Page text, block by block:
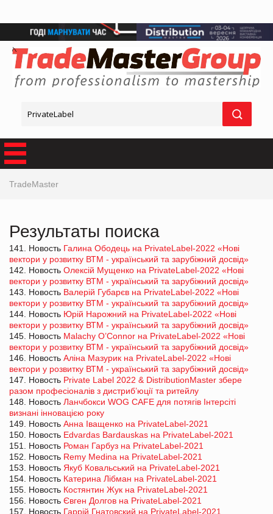
TradeMaster
Результаты поиска
141. Новость Галина Ободець на PrivateLabel-2022 «Нові
вектори у розвитку ВТМ - український та зарубіжний досвід»
142. Новость Олексій Мущенко на PrivateLabel-2022 «Нові
вектори у розвитку ВТМ - український та зарубіжний досвід»
143. Новость Валерій Губарєв на PrivateLabel-2022 «Нові
вектори у розвитку ВТМ - український та зарубіжний досвід»
144. Новость Юрій Нарожний на PrivateLabel-2022 «Нові
вектори у розвитку ВТМ - український та зарубіжний досвід»
145. Новость Malachy O’Connor на PrivateLabel-2022 «Нові
вектори у розвитку ВТМ - український та зарубіжний досвід»
146. Новость Аліна Мазурик на PrivateLabel-2022 «Нові
вектори у розвитку ВТМ - український та зарубіжний досвід»
147. Новость Private Label 2022 & DistributionMaster збере
разом професіоналів з дистриб’юції та ритейлу
148. Новость Ланчбокси WOG CAFE для потягів Інтерсіті
визнані інновацією року
149. Новость Анна Іващенко на PrivateLabel-2021
150. Новость Edvardas Bardauskas на PrivateLabel-2021
151. Новость Роман Гарбуз на PrivateLabel-2021
152. Новость Remy Medina на PrivateLabel-2021
153. Новость Якуб Ковальський на PrivateLabel-2021
154. Новость Катерина Лібман на PrivateLabel-2021
155. Новость Костянтин Жук на PrivateLabel-2021
156. Новость Євген Долгов на PrivateLabel-2021
157. Новость Гаррій Гнатовский на PrivateLabel-2021